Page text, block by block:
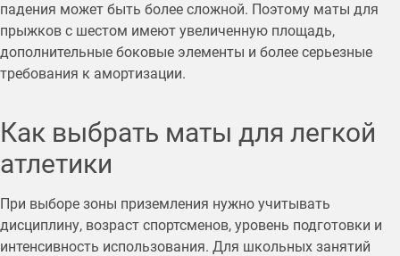
падения может быть более сложной. Поэтому маты для
прыжков с шестом имеют увеличенную площадь,
дополнительные боковые элементы и более серьезные
требования к амортизации.
Как выбрать маты для легкой
атлетики
При выборе зоны приземления нужно учитывать
дисциплину, возраст спортсменов, уровень подготовки и
интенсивность использования. Для школьных занятий